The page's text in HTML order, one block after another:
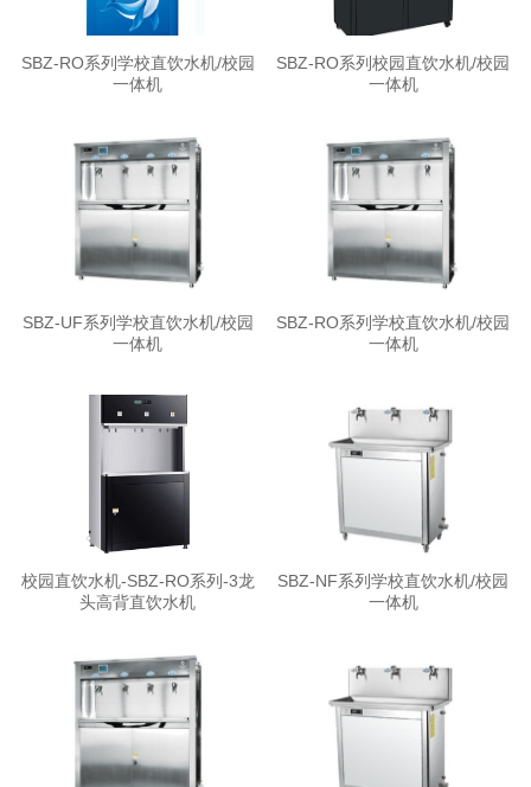
SBZ-RO系列学校直饮水机/校园
一体机
SBZ-RO系列校园直饮水机/校园
一体机
SBZ-UF系列学校直饮水机/校园
一体机
SBZ-RO系列学校直饮水机/校园
一体机
校园直饮水机-SBZ-RO系列-3龙
头高背直饮水机
SBZ-NF系列学校直饮水机/校园
一体机